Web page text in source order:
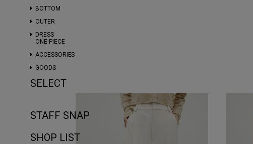
BOTTOM
OUTER
DRESS
ONE-PIECE
ACCESSORIES
GOODS
SELECT
STAFF SNAP
SHOP LIST